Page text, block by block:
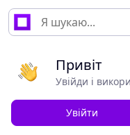
Привіт
Увійди і
Увійти